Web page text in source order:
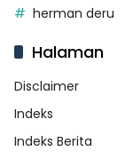
herman deru
Halaman
Disclaimer
Indeks
Indeks Berita